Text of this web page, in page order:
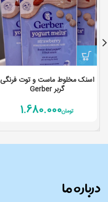
اسنک مخلوط ماست و توت فرنگی
گربر Gerber
تومان1.680.000
درباره ما